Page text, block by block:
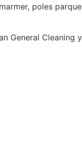
poles
General Cleaning